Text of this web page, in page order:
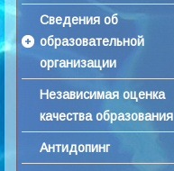
Сведения об
образовательной
организации
Независимая оценка
качества образования
Антидопинг